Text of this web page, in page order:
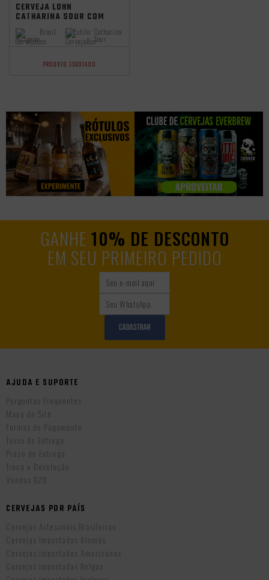
CERVEJA LOHN
CATHARINA SOUR COM
BERGAMOTA 355ML
Origem:
Brasil Estilo: Catharina
Sour
PRODUTO ESGOTADO
GANHE 10% DE DESCONTO
EM SEU PRIMEIRO PEDIDO
CADASTRAR
AJUDA E SUPORTE
Perguntas Frequentes
Mapa do Site
Formas de Pagamento
Taxas de Entrega
Prazo de Entrega
Troca e Devolução
Vendas B2B
CERVEJAS POR PAÍS
Cervejas Artesanais Brasileiras
Cervejas Importadas Alemãs
Cervejas Importadas Americanas
Cervejas Importadas Belgas